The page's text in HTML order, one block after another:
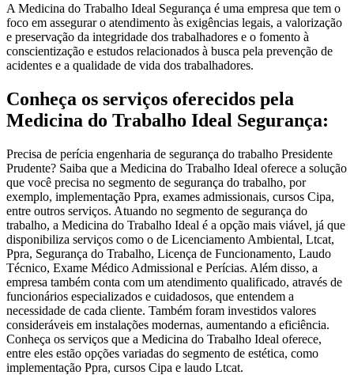
A Medicina do Trabalho Ideal Segurança é uma empresa que tem o
foco em assegurar o atendimento às exigências legais, a valorização
e preservação da integridade dos trabalhadores e o fomento à
conscientização e estudos relacionados à busca pela prevenção de
acidentes e a qualidade de vida dos trabalhadores.
Conheça os serviços oferecidos pela
Medicina do Trabalho Ideal Segurança:
Precisa de perícia engenharia de segurança do trabalho Presidente
Prudente? Saiba que a Medicina do Trabalho Ideal oferece a solução
que você precisa no segmento de segurança do trabalho, por
exemplo, implementação Ppra, exames admissionais, cursos Cipa,
entre outros serviços. Atuando no segmento de segurança do
trabalho, a Medicina do Trabalho Ideal é a opção mais viável, já que
disponibiliza serviços como o de Licenciamento Ambiental, Ltcat,
Ppra, Segurança do Trabalho, Licença de Funcionamento, Laudo
Técnico, Exame Médico Admissional e Perícias. Além disso, a
empresa também conta com um atendimento qualificado, através de
funcionários especializados e cuidadosos, que entendem a
necessidade de cada cliente. Também foram investidos valores
consideráveis em instalações modernas, aumentando a eficiência.
Conheça os serviços que a Medicina do Trabalho Ideal oferece,
entre eles estão opções variadas do segmento de estética, como
implementação Ppra, cursos Cipa e laudo Ltcat.